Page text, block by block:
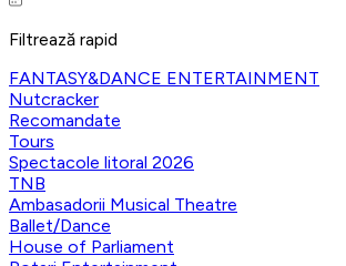
Filtrează rapid
FANTASY&DANCE ENTERTAINMENT
Nutcracker
Recomandate
Tours
Spectacole litoral 2026
TNB
Ambasadorii Musical Theatre
Ballet/Dance
House of Parliament